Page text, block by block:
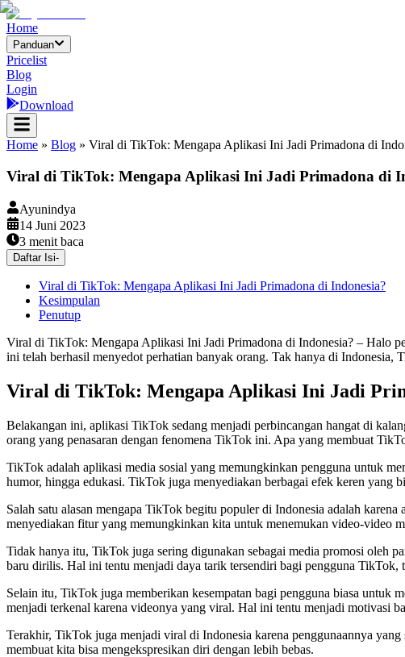
Home
Panduan
Pricelist
Blog
Login
Download
Home » Blog » Viral di TikTok: Mengapa Aplikasi Ini Jadi Primadona di
Viral di TikTok: Mengapa Aplikasi Ini Jadi Primadona di
Ayunindya
14 Juni 2023
3 menit baca
Daftar Isi-
Viral di TikTok: Mengapa Aplikasi Ini Jadi Primadona di Indonesia?
Kesimpulan
Penutup
Viral di TikTok: Mengapa Aplikasi Ini Jadi Primadona di Indonesia? – Halo
ini telah berhasil menyedot perhatian banyak orang. Tak hanya di
Viral di TikTok: Mengapa Aplikasi Ini Jadi
Belakangan ini, aplikasi TikTok sedang menjadi perbincangan hangat di
orang yang penasaran dengan fenomena TikTok ini. Apa yang membuat
TikTok adalah aplikasi media sosial yang memungkinkan pengguna untuk
humor, hingga edukasi. TikTok juga menyediakan berbagai efek keren yang
Salah satu alasan mengapa TikTok begitu populer di Indonesia adalah
menyediakan fitur yang memungkinkan kita untuk menemukan video-video
Tidak hanya itu, TikTok juga sering digunakan sebagai media promosi oleh
baru dirilis. Hal ini tentu menjadi daya tarik tersendiri bagi pengguna TikTok,
Selain itu, TikTok juga memberikan kesempatan bagi pengguna biasa
menjadi terkenal karena videonya yang viral. Hal ini tentu menjadi motivasi
Terakhir, TikTok juga menjadi viral di Indonesia karena penggunaannya
membuat kita bisa mengekspresikan diri dengan lebih bebas.